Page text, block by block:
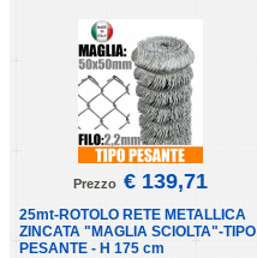
Prezzo € 139,71
25mt-ROTOLO RETE METALLICA
ZINCATA "MAGLIA SCIOLTA"-TIPO
PESANTE - H 175 cm